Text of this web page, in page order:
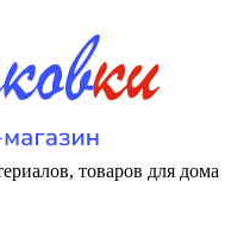
товаров для дома